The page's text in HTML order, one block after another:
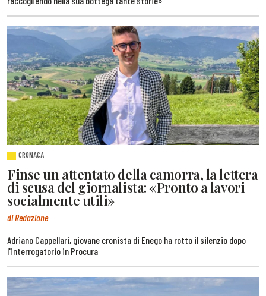
CRONACA
Finse un attentato della camorra, la lettera
di scusa del giornalista: «Pronto a lavori
socialmente utili»
di Redazione
Adriano Cappellari, giovane cronista di Enego ha rotto il silenzio dopo
l'interrogatorio in Procura